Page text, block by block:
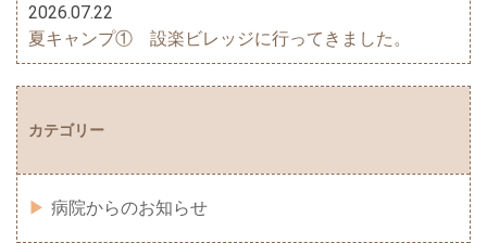
2026.07.22
夏キャンプ① 設楽ビレッジに行ってきました。
カテゴリー
病院からのお知らせ